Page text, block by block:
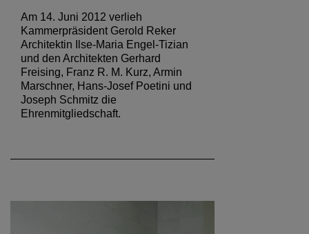
Am 14. Juni 2012 verlieh
Kammerpräsident Gerold Reker
Architektin Ilse-Maria Engel-Tizian
und den Architekten Gerhard
Freising, Franz R. M. Kurz, Armin
Marschner, Hans-Josef Poetini und
Joseph Schmitz die
Ehrenmitgliedschaft.